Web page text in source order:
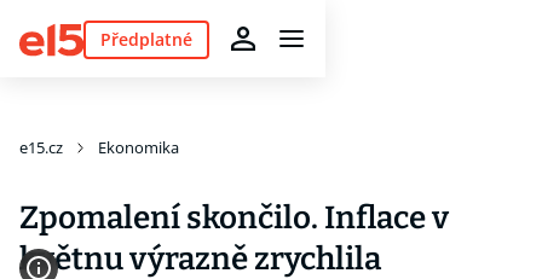
Předplatné
e15.cz Ekonomika
Zpomalení skončilo. Inflace v
květnu výrazně zrychlila